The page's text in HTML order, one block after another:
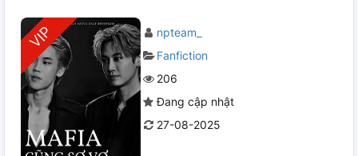
npteam_
Fanfiction
206
Đang cập nhật
27-08-2025